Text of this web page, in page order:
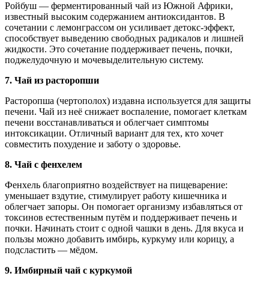
Ройбуш — ферментированный чай из Южной Африки,
известный высоким содержанием антиоксидантов. В
сочетании с лемонграссом он усиливает детокс-эффект,
способствует выведению свободных радикалов и лишней
жидкости. Это сочетание поддерживает печень, почки,
поджелудочную и мочевыделительную систему.
7. Чай из расторопши
Расторопша (чертополох) издавна используется для защиты
печени. Чай из неё снижает воспаление, помогает клеткам
печени восстанавливаться и облегчает симптомы
интоксикации. Отличный вариант для тех, кто хочет
совместить похудение и заботу о здоровье.
8. Чай с фенхелем
Фенхель благоприятно воздействует на пищеварение:
уменьшает вздутие, стимулирует работу кишечника и
облегчает запоры. Он помогает организму избавляться от
токсинов естественным путём и поддерживает печень и
почки. Начинать стоит с одной чашки в день. Для вкуса и
пользы можно добавить имбирь, куркуму или корицу, а
подсластить — мёдом.
9. Имбирный чай с куркумой